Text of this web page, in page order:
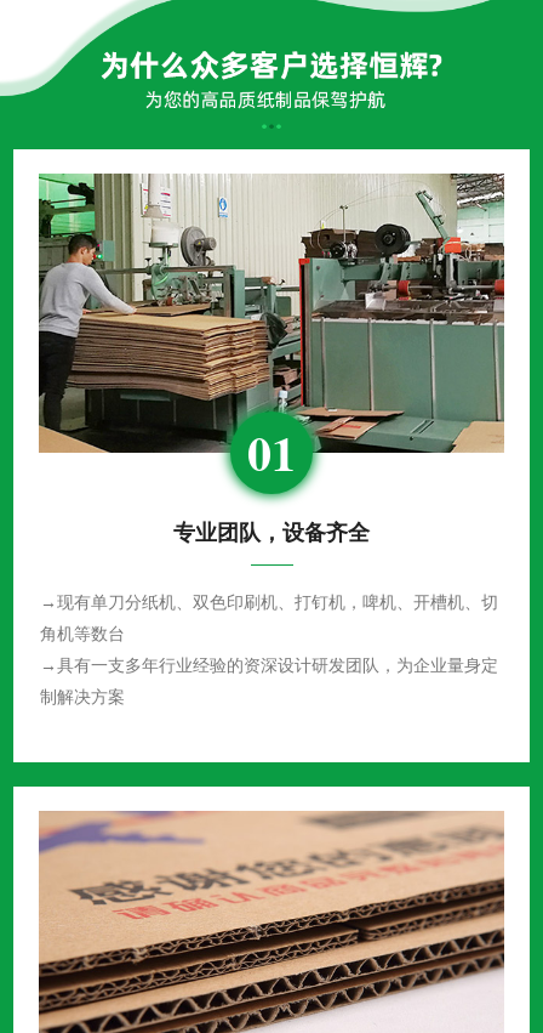
01
专业团队，设备齐全
→现有单刀分纸机、双色印刷机、打钉机，啤机、开槽机、切
角机等数台
→具有一支多年行业经验的资深设计研发团队，为企业量身定
制解决方案